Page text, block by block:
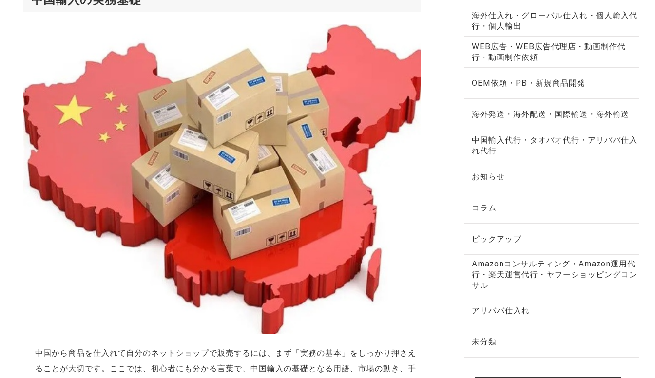
中国から商品を仕入れて自分のネットショップで販売するには、まず「実務の基本」をしっかり押さえ
ることが大切です。ここでは、初心者にも分かる言葉で、中国輸入の基礎となる用語、市場の動き、手
海外仕入れ・グローバル仕入れ・個人輸入代
行・個人輸出
WEB広告・WEB広告代理店・動画制作代
行・動画制作依頼
OEM依頼・PB・新規商品開発
海外発送・海外配送・国際輸送・海外輸送
中国輸入代行・タオバオ代行・アリババ仕入
れ代行
お知らせ
コラム
ピックアップ
Amazonコンサルティング・Amazon運用代
行・楽天運営代行・ヤフーショッピングコン
サル
アリババ仕入れ
未分類